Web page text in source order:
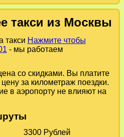
такси из Москвы
такси Нажмите чтобы
- мы работаем
со скидками. Вы платите
за километраж поездки.
в аэропорту не влияют на
3300 Рублей